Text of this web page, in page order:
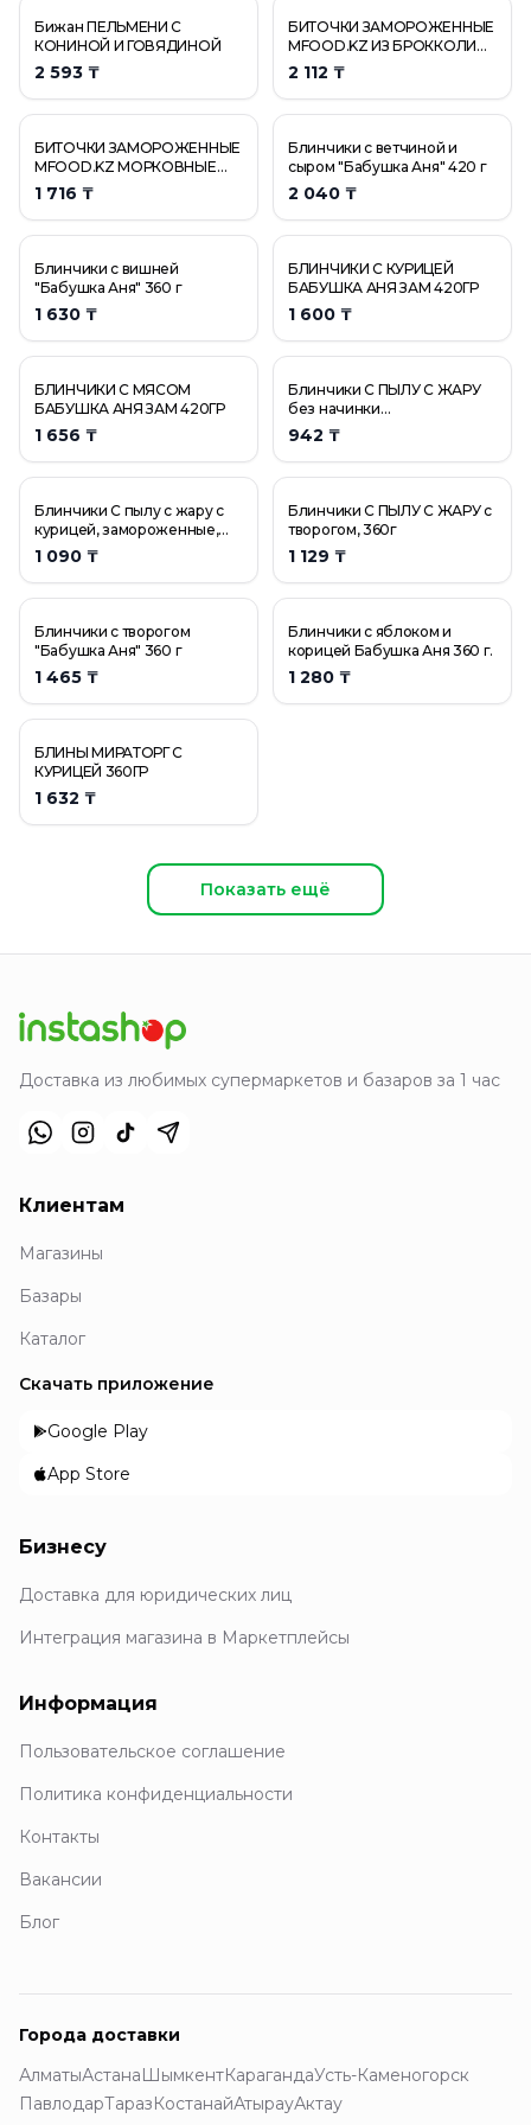
Бижан ПЕЛЬМЕНИ С
КОНИНОЙ И ГОВЯДИНОЙ
2 593 ₸
БИТОЧКИ ЗАМОРОЖЕННЫЕ
MFOOD.KZ ИЗ БРОККОЛИ
6ШТ
2 112 ₸
БИТОЧКИ ЗАМОРОЖЕННЫЕ
MFOOD.KZ МОРКОВНЫЕ
6ШТ
1 716 ₸
Блинчики с ветчиной и
сыром "Бабушка Аня" 420 г
2 040 ₸
Блинчики с вишней
"Бабушка Аня" 360 г
1 630 ₸
БЛИНЧИКИ С КУРИЦЕЙ
БАБУШКА АНЯ ЗАМ 420ГР
1 600 ₸
БЛИНЧИКИ С МЯСОМ
БАБУШКА АНЯ ЗАМ 420ГР
1 656 ₸
Блинчики С ПЫЛУ С ЖАРУ
без начинки
быстрозамороженные, 360г
942 ₸
Блинчики С пылу с жару с
курицей, замороженные,
360г
1 090 ₸
Блинчики С ПЫЛУ С ЖАРУ с
творогом, 360г
1 129 ₸
Блинчики с творогом
"Бабушка Аня" 360 г
1 465 ₸
Блинчики с яблоком и
корицей Бабушка Аня 360 г.
1 280 ₸
БЛИНЫ МИРАТОРГ С
КУРИЦЕЙ 360ГР
1 632 ₸
Показать ещё
Доставка из любимых супермаркетов и базаров за 1 час
Клиентам
Магазины
Базары
Каталог
Скачать приложение
Google Play
App Store
Бизнесу
Доставка для юридических лиц
Интеграция магазина в Маркетплейсы
Информация
Пользовательское соглашение
Политика конфиденциальности
Контакты
Вакансии
Блог
Города доставки
АлматыАстанаШымкентКарагандаУсть-Каменогорск
ПавлодарТаразКостанайАтырауАктау